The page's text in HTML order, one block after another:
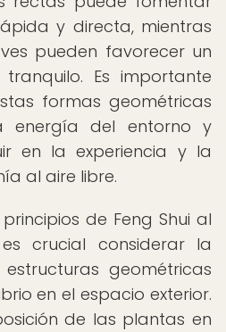
y directa, mientras
pueden favorecer un
Es importante
formas geométricas
energía del entorno y
en la experiencia y la
al aire libre.
de Feng Shui al
crucial considerar la
geométricas
en el espacio exterior.
de las plantas en